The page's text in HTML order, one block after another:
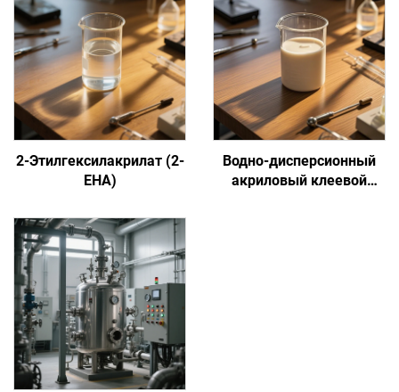
2-Этилгексилакрилат (2-
EHA)
Водно-дисперсионный
акриловый клеевой